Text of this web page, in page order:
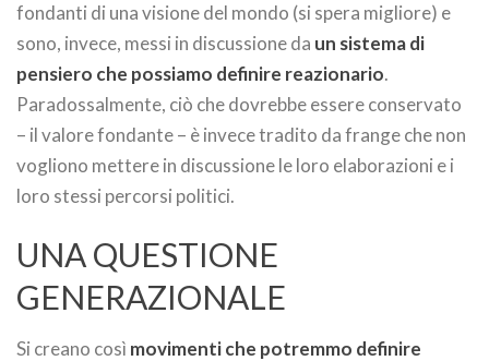
fondanti di una visione del mondo (si spera migliore) e
sono, invece, messi in discussione da un sistema di
pensiero che possiamo definire reazionario.
Paradossalmente, ciò che dovrebbe essere conservato
– il valore fondante – è invece tradito da frange che non
vogliono mettere in discussione le loro elaborazioni e i
loro stessi percorsi politici.
UNA QUESTIONE
GENERAZIONALE
Si creano così movimenti che potremmo definire